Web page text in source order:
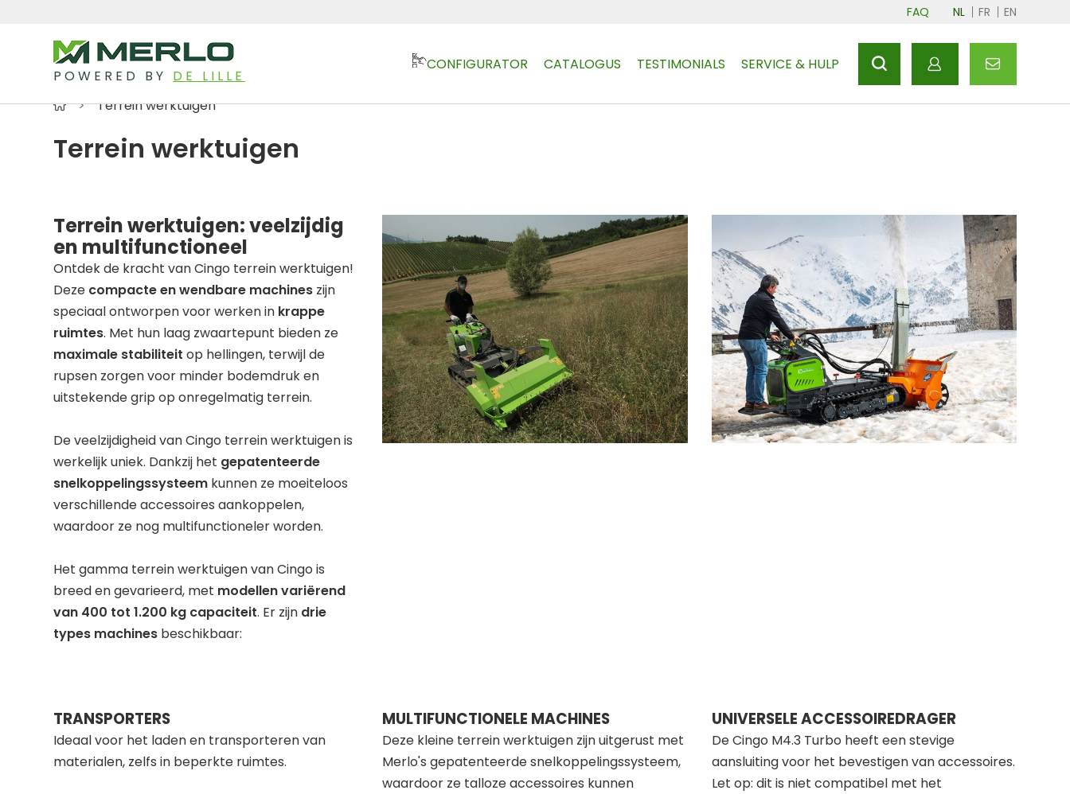
FAQ NL FR EN
POWERED BY DE LILLE
CONFIGURATOR CATALOGUS TESTIMONIALS SERVICE & HULP
Terrein werktuigen
Terrein werktuigen
Terrein werktuigen: veelzijdig
en multifunctioneel
Ontdek de kracht van Cingo terrein werktuigen!
Deze compacte en wendbare machines zijn
speciaal ontworpen voor werken in krappe
ruimtes. Met hun laag zwaartepunt bieden ze
maximale stabiliteit op hellingen, terwijl de
rupsen zorgen voor minder bodemdruk en
uitstekende grip op onregelmatig terrein.
De veelzijdigheid van Cingo terrein werktuigen is
werkelijk uniek. Dankzij het gepatenteerde
snelkoppelingssysteem kunnen ze moeiteloos
verschillende accessoires aankoppelen,
waardoor ze nog multifunctioneler worden.
Het gamma terrein werktuigen van Cingo is
breed en gevarieerd, met modellen variërend
van 400 tot 1.200 kg capaciteit. Er zijn drie
types machines beschikbaar:
TRANSPORTERS
Ideaal voor het laden en transporteren van
materialen, zelfs in beperkte ruimtes.
MULTIFUNCTIONELE MACHINES
Deze kleine terrein werktuigen zijn uitgerust met
Merlo's gepatenteerde snelkoppelingssysteem,
waardoor ze talloze accessoires kunnen
UNIVERSELE ACCESSOIREDRAGER
De Cingo M4.3 Turbo heeft een stevige
aansluiting voor het bevestigen van accessoires.
Let op: dit is niet compatibel met het